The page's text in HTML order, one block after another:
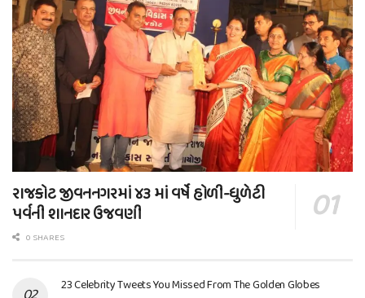
રાજકોટ જીવનનગરમાં ૪૩ માં વર્ષે હોળી-ધુળેટી
પર્વની શાનદાર ઉજવણી
0 SHARES
23 Celebrity Tweets You Missed From The Golden Globes